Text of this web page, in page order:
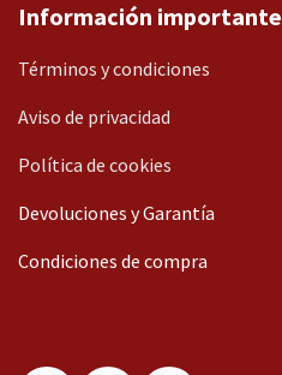
Información importante
Términos y condiciones
Aviso de privacidad
Política de cookies
Devoluciones y Garantía
Condiciones de compra